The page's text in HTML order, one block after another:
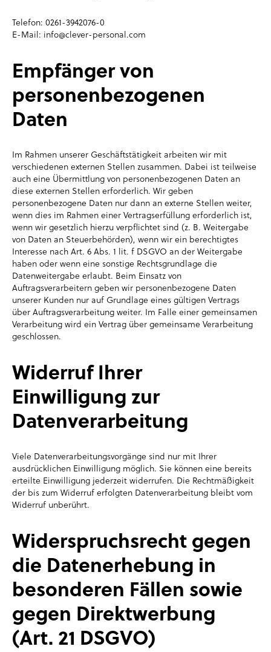
Telefon: 0261-3942076-0
E-Mail: info@clever-personal.com
Empfänger von
personenbezogenen
Daten
Im Rahmen unserer Geschäftstätigkeit arbeiten wir mit
verschiedenen externen Stellen zusammen. Dabei ist teilweise
auch eine Übermittlung von personenbezogenen Daten an
diese externen Stellen erforderlich. Wir geben
personenbezogene Daten nur dann an externe Stellen weiter,
wenn dies im Rahmen einer Vertragserfüllung erforderlich ist,
wenn wir gesetzlich hierzu verpflichtet sind (z. B. Weitergabe
von Daten an Steuerbehörden), wenn wir ein berechtigtes
Interesse nach Art. 6 Abs. 1 lit. f DSGVO an der Weitergabe
haben oder wenn eine sonstige Rechtsgrundlage die
Datenweitergabe erlaubt. Beim Einsatz von
Auftragsverarbeitern geben wir personenbezogene Daten
unserer Kunden nur auf Grundlage eines gültigen Vertrags
über Auftragsverarbeitung weiter. Im Falle einer gemeinsamen
Verarbeitung wird ein Vertrag über gemeinsame Verarbeitung
geschlossen.
Widerruf Ihrer
Einwilligung zur
Datenverarbeitung
Viele Datenverarbeitungsvorgänge sind nur mit Ihrer
ausdrücklichen Einwilligung möglich. Sie können eine bereits
erteilte Einwilligung jederzeit widerrufen. Die Rechtmäßigkeit
der bis zum Widerruf erfolgten Datenverarbeitung bleibt vom
Widerruf unberührt.
Widerspruchsrecht gegen
die Datenerhebung in
besonderen Fällen sowie
gegen Direktwerbung
(Art. 21 DSGVO)